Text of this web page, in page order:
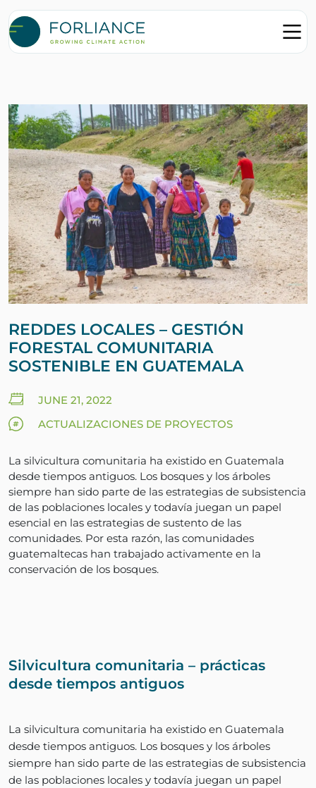
REDDES LOCALES – GESTIÓN
FORESTAL COMUNITARIA
SOSTENIBLE EN GUATEMALA
JUNE 21, 2022
ACTUALIZACIONES DE PROYECTOS
La silvicultura comunitaria ha existido en Guatemala
desde tiempos antiguos. Los bosques y los árboles
siempre han sido parte de las estrategias de subsistencia
de las poblaciones locales y todavía juegan un papel
esencial en las estrategias de sustento de las
comunidades. Por esta razón, las comunidades
guatemaltecas han trabajado activamente en la
conservación de los bosques.
Silvicultura comunitaria – prácticas
desde tiempos antiguos
La silvicultura comunitaria ha existido en Guatemala
desde tiempos antiguos. Los bosques y los árboles
siempre han sido parte de las estrategias de subsistencia
de las poblaciones locales y todavía juegan un papel